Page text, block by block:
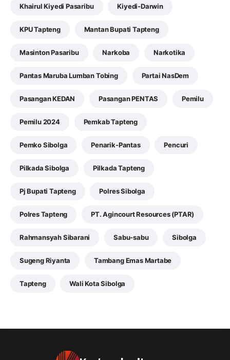
Khairul Kiyedi Pasaribu Kiyedi-Darwin
KPU Tapteng Mantan Bupati Tapteng
Masinton Pasaribu Narkoba Narkotika
Pantas Maruba Lumban Tobing Partai NasDem
Pasangan KEDAN Pasangan PENTAS Pemilu
Pemilu 2024 Pemkab Tapteng
Pemko Sibolga Penarik-Pantas Pencuri
Pilkada Sibolga Pilkada Tapteng
Pj Bupati Tapteng Polres Sibolga
Polres Tapteng PT. Agincourt Resources (PTAR)
Rahmansyah Sibarani Sabu-sabu Sibolga
Sugeng Riyanta Tambang Emas Martabe
Tapteng Wali Kota Sibolga